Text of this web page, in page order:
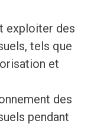
exploiter des
tels que
et
des
pendant